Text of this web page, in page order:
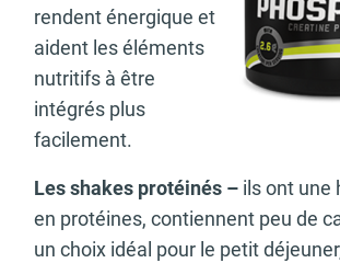
rendent énergique et
aident les éléments
nutritifs à être
intégrés plus
facilement.
Les shakes protéinés – ils ont une
en protéines, contiennent peu de
un choix idéal pour le petit